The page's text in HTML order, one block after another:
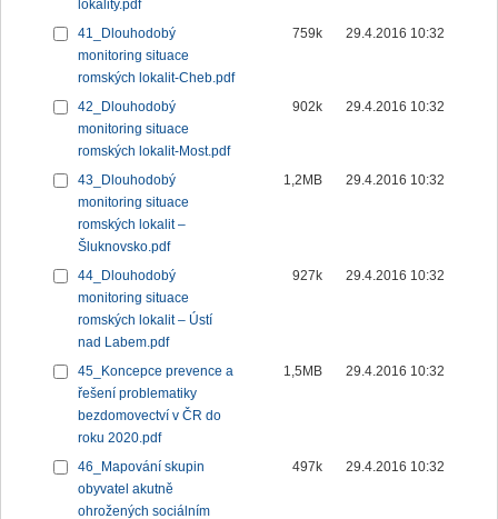
lokality.pdf
41_Dlouhodobý
monitoring situace
romských lokalit-Cheb.pdf
759k 29.4.2016 10:32
42_Dlouhodobý
monitoring situace
romských lokalit-Most.pdf
902k 29.4.2016 10:32
43_Dlouhodobý
monitoring situace
romských lokalit –
Šluknovsko.pdf
1,2MB 29.4.2016 10:32
44_Dlouhodobý
monitoring situace
romských lokalit – Ústí
nad Labem.pdf
927k 29.4.2016 10:32
45_Koncepce prevence a
řešení problematiky
bezdomovectví v ČR do
roku 2020.pdf
1,5MB 29.4.2016 10:32
46_Mapování skupin
obyvatel akutně
ohrožených sociálním
497k 29.4.2016 10:32